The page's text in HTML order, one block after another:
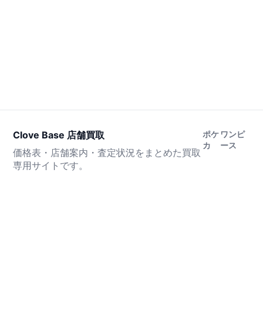
Clove Base 店舗買取
価格表・店舗案内・査定状況をまとめた買取
専用サイトです。
ポケ
カ
ワンピ
ース